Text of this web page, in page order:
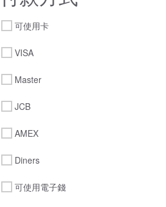
可使用卡
VISA
Master
JCB
AMEX
Diners
可使用電子錢